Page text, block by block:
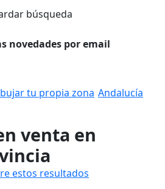
búsqueda
novedades por email
tu propia zona Andalucía
venta en
estos resultados